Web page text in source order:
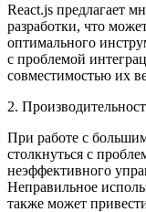
React.js предлагает
разработки, что
оптимального
с проблемой
совместимостью их
2.
При работе с
столкнуться с
неэффективного
Неправильное
также может